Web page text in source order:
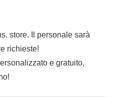
store. Il personale sarà
richieste!
e gratuito,